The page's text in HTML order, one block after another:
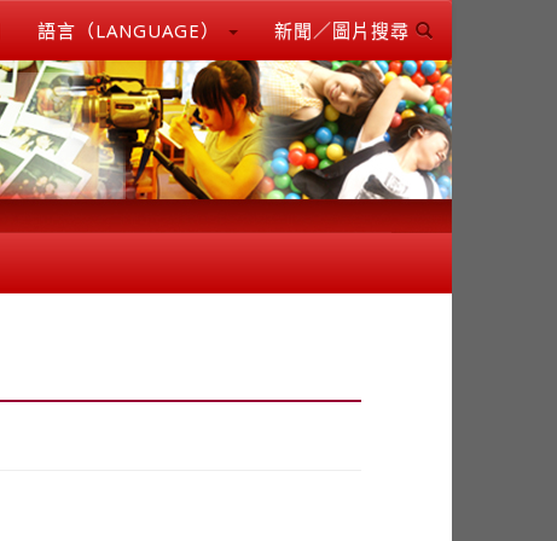
語言（LANGUAGE） 新聞／圖片搜尋